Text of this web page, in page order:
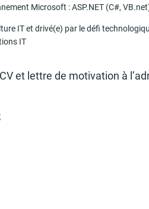
Microsoft : ASP.NET (C#,
IT et drivé(e) par le défi
IT
et lettre de motivation à